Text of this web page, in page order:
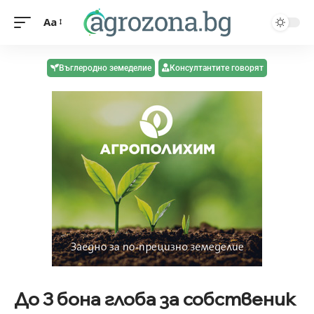
Aa
Въглеродно земеделие Консултантите говорят
До 3 бона глоба за собственик